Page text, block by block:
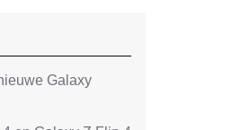
Galaxy